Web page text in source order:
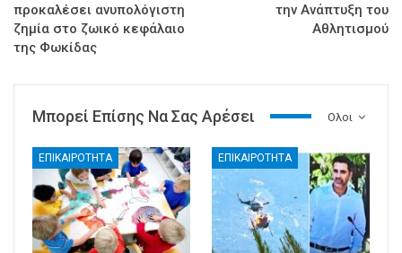
προκαλέσει ανυπολόγιστη
ζημία στο ζωικό κεφάλαιο
της Φωκίδας
την Ανάπτυξη του
Αθλητισμού
Ολοι
Μπορεί Επίσης Να Σας Αρέσει
ΕΠΙΚΑΙΡΟΤΗΤΑ ΕΠΙΚΑΙΡΟΤΗΤΑ